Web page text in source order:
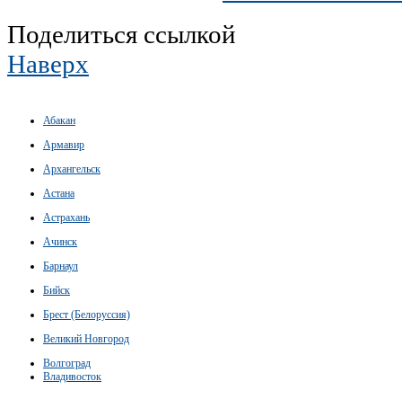
Поделиться ссылкой
Наверх
Абакан
Армавир
Архангельск
Астана
Астрахань
Ачинск
Барнаул
Бийск
Брест (Белоруссия)
Великий Новгород
Волгоград
Владивосток